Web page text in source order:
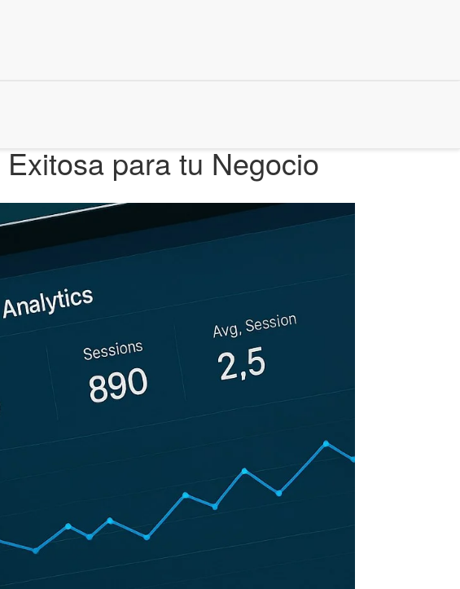
para tu Negocio